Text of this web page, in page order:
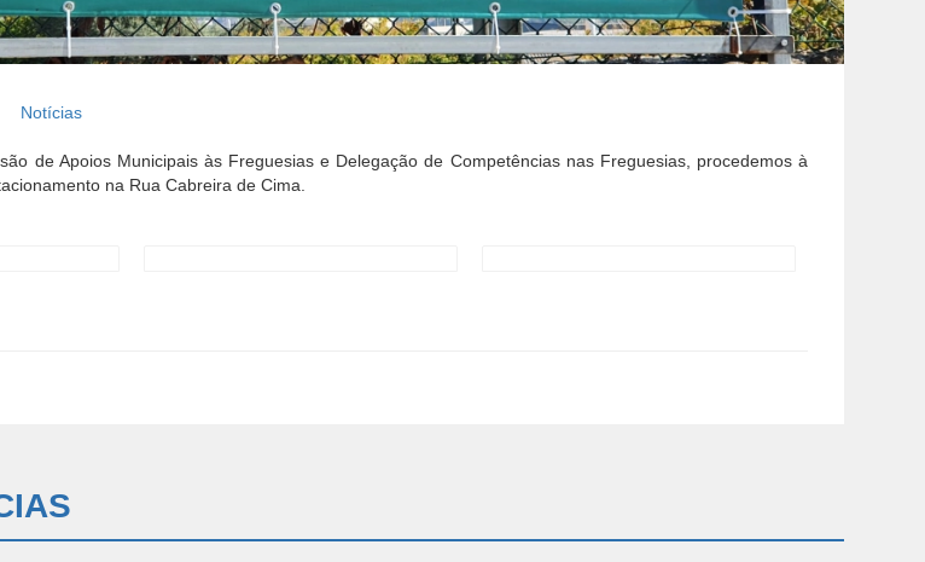
Notícias
de Apoios Municipais às Freguesias e Delegação de Competências nas Freguesias, procedemos à
na Rua Cabreira de Cima.